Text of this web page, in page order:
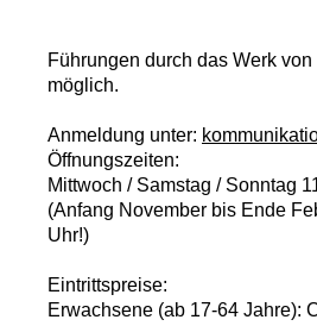
Führungen durch das Werk
möglich.
Anmeldung unter:
Öffnungszeiten:
Mittwoch / Samstag / Sonntag
(Anfang November bis Ende
Uhr!)
Eintrittspreise:
Erwachsene (ab 17-64 Jahre):